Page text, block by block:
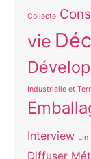
Collecte
vie
Industrielle et
Interview Lin
Diffuser